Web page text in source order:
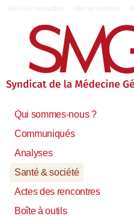
Qui sommes-nous ?
Communiqués
Analyses
Santé & société
Actes des rencontres
Boîte à outils